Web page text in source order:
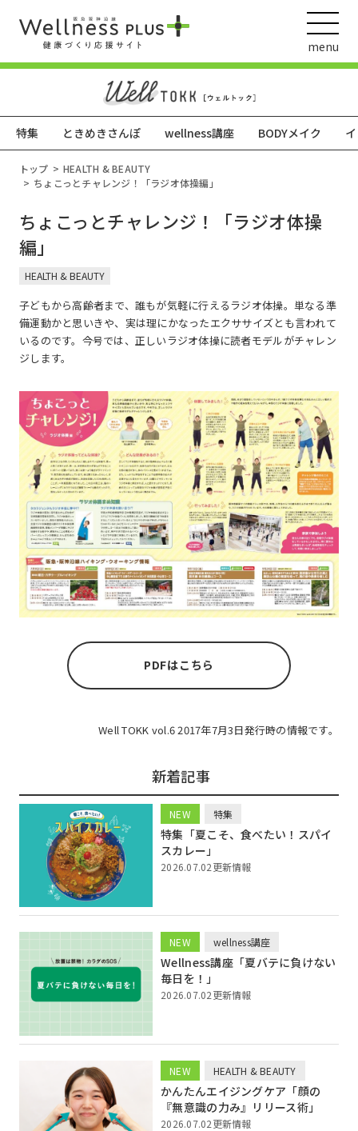
menu
特集 ときめきさんぽ wellness講座 BODYメイク
トップ
HEALTH & BEAUTY
ちょこっとチャレンジ！「ラジオ体操編」
ちょこっとチャレンジ！「ラジオ体操
編」
HEALTH & BEAUTY
子どもから高齢者まで、誰もが気軽に行えるラジオ体操。単なる準
備運動かと思いきや、実は理にかなったエクササイズとも言われて
いるのです。今号では、正しいラジオ体操に読者モデルがチャレン
ジします。
PDFはこちら
Well TOKK vol.6 2017年7月3日発行時の情報です。
新着記事
NEW 特集
特集「夏こそ、食べたい！スパイ
スカレー」
2026.07.02更新情報
NEW wellness講座
Wellness講座「夏バテに負けない
毎日を！」
2026.07.02更新情報
NEW HEALTH & BEAUTY
かんたんエイジングケア「顔の
『無意識の力み』リリース術」
2026.07.02更新情報
ウェルネス動画
阪急阪神ホールディングス